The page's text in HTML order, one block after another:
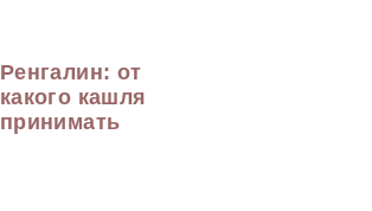
Ренгалин: от
какого кашля
принимать